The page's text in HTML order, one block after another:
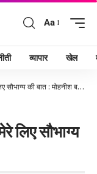
Aa
व्यापार खेल
की बात : मोहनीश बहल
लिए सौभाग्य